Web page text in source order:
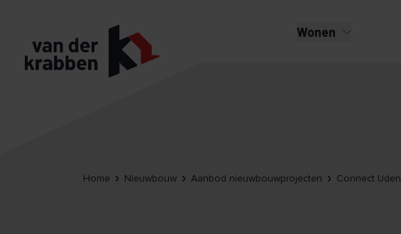
Wonen
Home Nieuwbouw Aanbod nieuwbouwprojecten Connect Uden